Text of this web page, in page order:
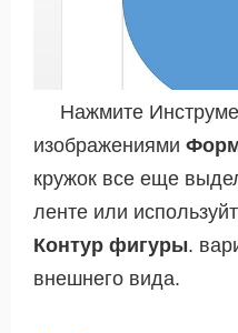
Нажмите
изображениями
кружок все еще
ленте или
Контур фигуры.
внешнего вида.